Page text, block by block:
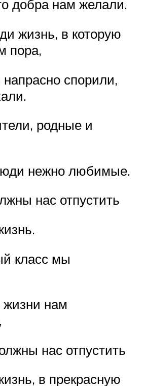
добра нам желали.
жизнь, в которую
пора,
спорили,
родные и
нежно любимые.
нас отпустить
класс мы
жизни нам
нас отпустить
в прекрасную